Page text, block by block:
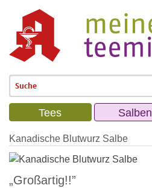
Tees Salben
Kanadische Blutwurz Salbe
„Großartig!!”